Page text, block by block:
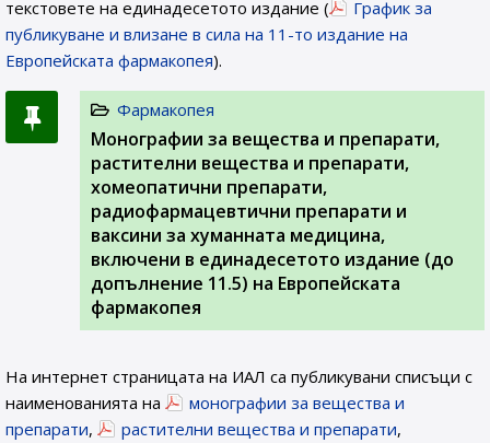
текстовете на единадесетото издание (
График за
публикуване и влизане в сила на 11-то издание на
Европейската фармакопея).
Фармакопея
Монографии за вещества и препарати,
растителни вещества и препарати,
хомеопатични препарати,
радиофармацевтични препарати и
ваксини за хуманната медицина,
включени в единадесетото издание (до
допълнение 11.5) на Европейската
фармакопея
На интернет страницата на ИАЛ са публикувани списъци с
наименованията на
монографии за вещества и
препарати, растителни вещества и препарати,